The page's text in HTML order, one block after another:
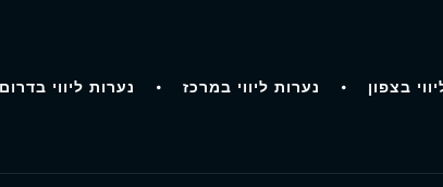
נערות ליווי בדרום נערות ליווי במרכז בצפון